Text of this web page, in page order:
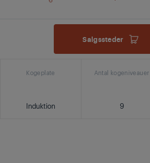
Salgssteder
Kogeplate
Induktion
Antal kogeniveauer
9